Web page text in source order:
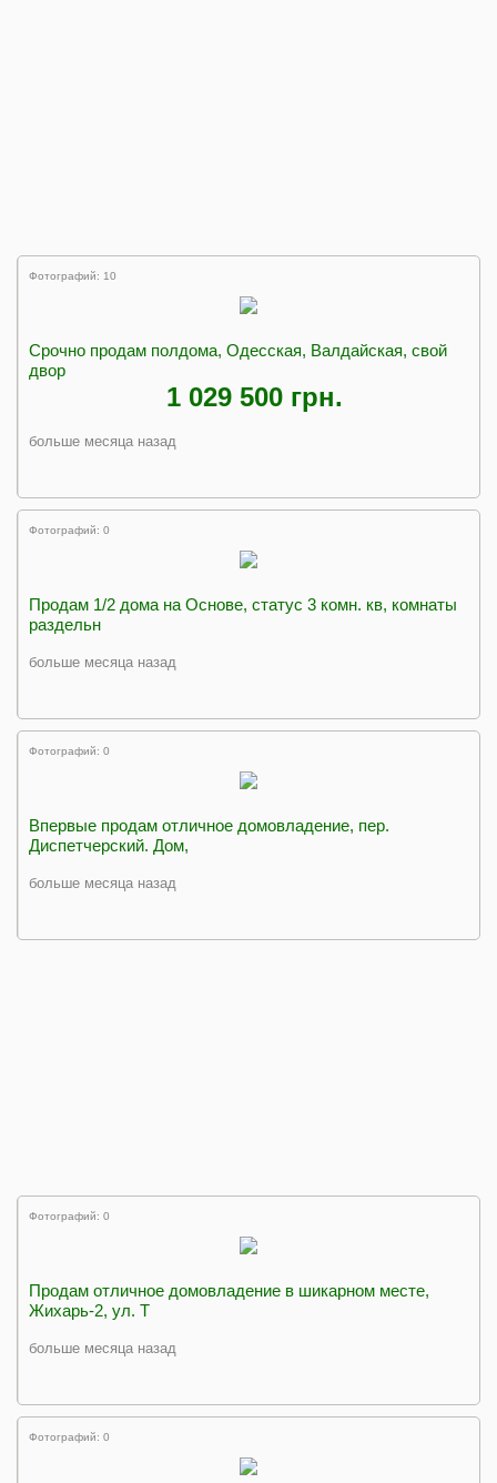
Фотографий: 10
Срочно продам полдома, Одесская, Валдайская, свой
двор
1 029 500 грн.
больше месяца назад
Фотографий: 0
Продам 1/2 дома на Основе, статус 3 комн. кв, комнаты
раздельн
больше месяца назад
Фотографий: 0
Впервые продам отличное домовладение, пер.
Диспетчерский. Дом,
больше месяца назад
Фотографий: 0
Продам отличное домовладение в шикарном месте,
Жихарь-2, ул. Т
больше месяца назад
Фотографий: 0